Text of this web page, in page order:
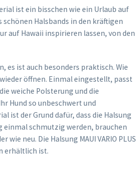
ist ein bisschen wie ein Urlaub auf
schönen Halsbands in den kräftigen
auf Hawaii inspirieren lassen, von den
es ist auch besonders praktisch. Wie
öffnen. Einmal eingestellt, passt
weiche Polsterung und die
Hund so unbeschwert und
ist der Grund dafür, dass die Halsung
schmutzig werden, brauchen
neu. Die Halsung MAUI VARIO PLUS
erhältlich ist.